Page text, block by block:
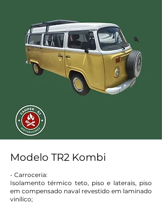
Modelo TR2 Kombi
- Carroceria:
Isolamento térmico teto, piso e laterais, piso
em compensado naval revestido em laminado
vinílico;